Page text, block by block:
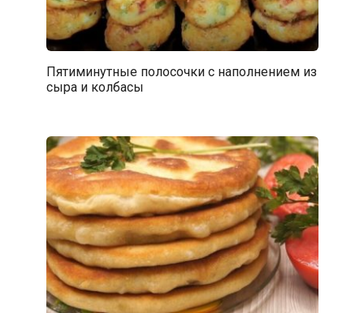
Пятиминутные полосочки с наполнением из
сыра и колбасы